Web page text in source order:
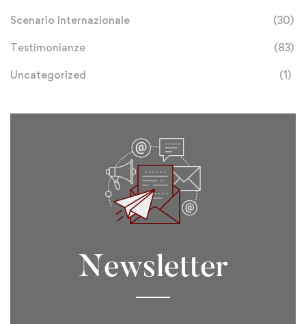
Scenario Internazionale (30)
Testimonianze (83)
Uncategorized (1)
Newsletter